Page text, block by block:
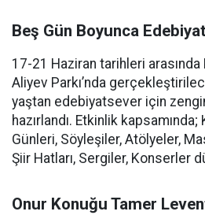
Beş Gün Boyunca
17-21 Haziran tarihleri
Aliyev Parkı’nda
yaştan edebiyatsever için
hazırlandı. Etkinlik kapsamında;
Günleri, Söyleşiler, Atölyeler,
Şiir Hatları, Sergiler, Konserler
Onur Konuğu Tamer